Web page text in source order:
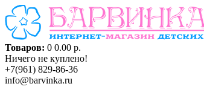
Товаров: 0 0.00 р.
Ничего не куплено!
+7(961) 829-86-36
info@barvinka.ru